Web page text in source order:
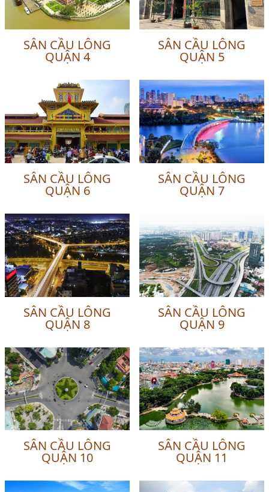
SÂN CẦU LÔNG
QUẬN 4
SÂN CẦU LÔNG
QUẬN 5
SÂN CẦU LÔNG
QUẬN 6
SÂN CẦU LÔNG
QUẬN 7
SÂN CẦU LÔNG
QUẬN 8
SÂN CẦU LÔNG
QUẬN 9
SÂN CẦU LÔNG
QUẬN 10
SÂN CẦU LÔNG
QUẬN 11